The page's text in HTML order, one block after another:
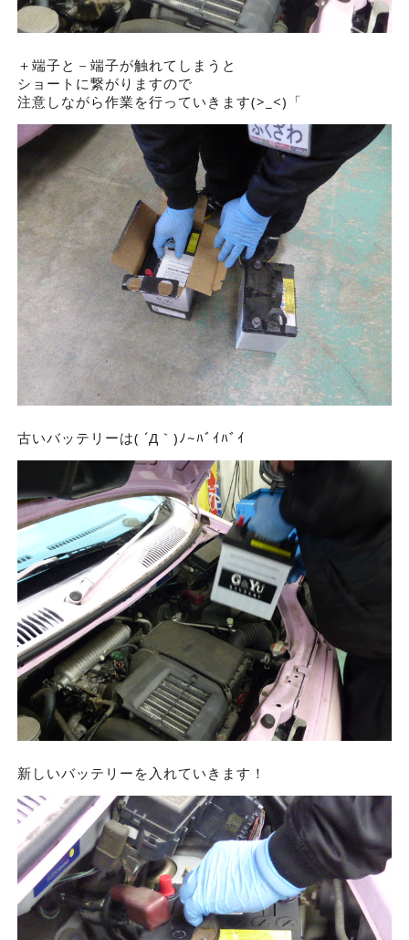
＋端子と－端子が触れてしまうと
ショートに繋がりますので
注意しながら作業を行っていきます(>_<)「
古いバッテリーは( ´Д｀)ﾉ~ﾊﾞｲﾊﾞｲ
新しいバッテリーを入れていきます！